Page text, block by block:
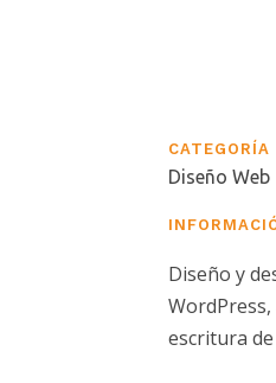
CATEGORÍA
Diseño Web
Diseño y
WordPress,
escritura